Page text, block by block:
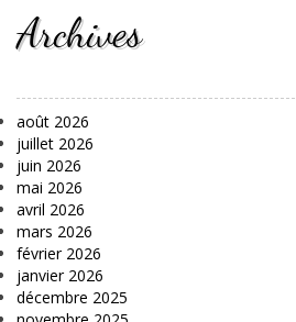
Archives
août 2026
juillet 2026
juin 2026
mai 2026
avril 2026
mars 2026
février 2026
janvier 2026
décembre 2025